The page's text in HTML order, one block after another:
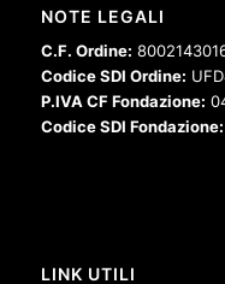
NOTE LEGALI
C.F. Ordine:
Codice SDI Ordine:
P.IVA CF Fondazione:
Codice SDI Fondazione:
LINK UTILI